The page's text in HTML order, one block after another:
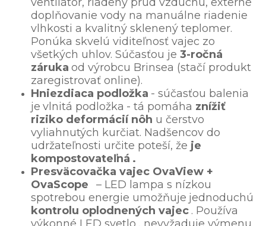
doplňovanie vody na manuálne riadenie
vlhkosti a kvalitný sklenený teplomer.
Ponúka skvelú viditeľnosť vajec zo
všetkých uhlov. Súčasťou je 3-ročná
záruka od výrobcu Brinsea (stačí produkt
zaregistrovať online).
Hniezdiaca podložka - súčasťou balenia
je vlnitá podložka - tá pomáha znížiť
riziko deformácií nôh u čerstvo
vyliahnutých kurčiat. Nadšencov do
udržateľnosti určite poteší, že je
kompostovateľná .
Presväcovačka vajec OvaView +
OvaScope
– LED lampa s nízkou
spotrebou energie umožňuje jednoduchú
kontrolu oplodnených vajec . Používa